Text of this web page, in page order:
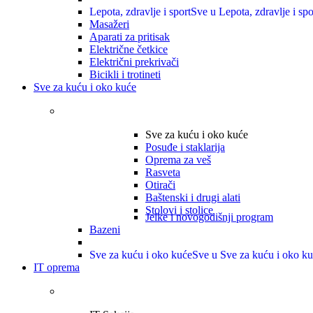
Lepota, zdravlje i sportSve u Lepota, zdravlje i
Masažeri
Aparati za pritisak
Električne četkice
Električni prekrivači
Bicikli i trotineti
Sve za kuću i oko kuće
Sve za kuću i oko kuće
Posuđe i staklarija
Oprema za veš
Rasveta
Otirači
Baštenski i drugi alati
Stolovi i stolice
Jelke i novogodišnji program
Bazeni
Sve za kuću i oko kućeSve u Sve za kuću i oko
IT oprema